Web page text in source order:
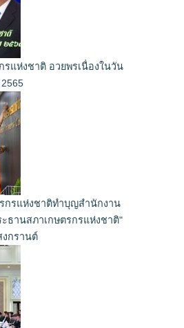
รแห่งชาติ อวยพรเนื่องในวัน
กรแห่งชาติทำบุญสำนักงาน
ธานสภาเกษตรกรแห่งชาติ"
งกรานต์